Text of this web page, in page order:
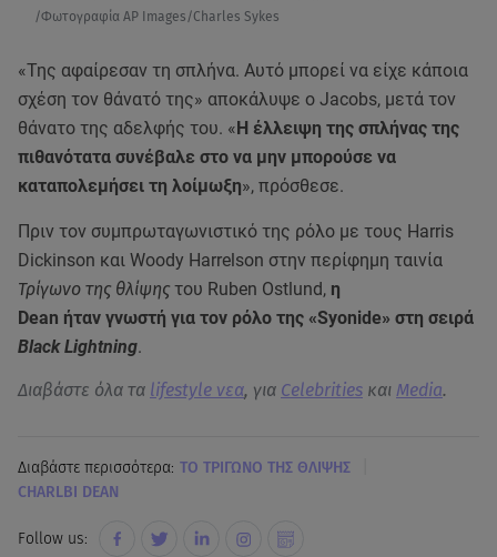
/Φωτογραφία AP Images/Charles Sykes
«Της αφαίρεσαν τη σπλήνα. Αυτό μπορεί να είχε κάποια
σχέση τον θάνατό της» αποκάλυψε ο Jacobs, μετά τον
θάνατο της αδελφής του. «Η έλλειψη της σπλήνας της
πιθανότατα συνέβαλε στο να μην μπορούσε να
καταπολεμήσει τη λοίμωξη», πρόσθεσε.
Πριν τον συμπρωταγωνιστικό της ρόλο με τους Harris
Dickinson και Woody Harrelson στην περίφημη ταινία
Τρίγωνο της θλίψης του Ruben Ostlund, η
Dean ήταν γνωστή για τον ρόλο της «Syonide» στη σειρά
Black Lightning.
Διαβάστε όλα τα lifestyle νεα, για Celebrities και Media.
Διαβάστε περισσότερα: ΤO ΤΡΙΓΩΝΟ ΤΗΣ ΘΛΙΨΗΣ
CHARLBI DEAN
Follow us: